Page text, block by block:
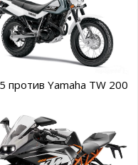
Yamaha TW 200